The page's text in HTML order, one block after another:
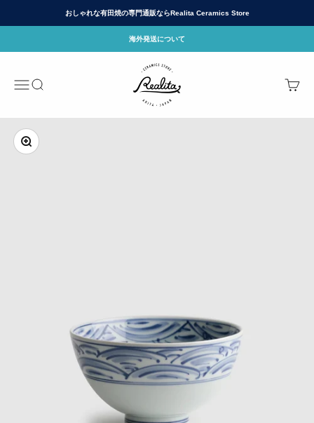
おしゃれな有田焼の専門通販ならRealita Ceramics Store
海外発送について
メニュー
検索
有田焼(ありたやき)の専門通販 Realita
カート
ズームイン